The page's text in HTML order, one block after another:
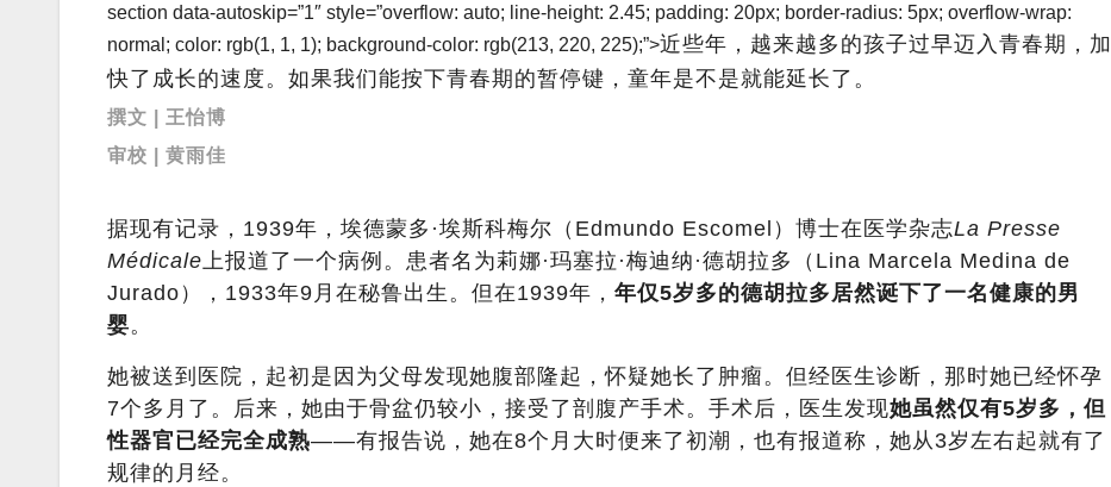
section data-autoskip=”1″ style=”overflow: auto; line-height: 2.45; padding: 20px; border-radius: 5px; overflow-wrap:
normal; color: rgb(1, 1, 1); background-color: rgb(213, 220, 225);”>近些年，越来越多的孩子过早迈入青春期，加
快了成长的速度。如果我们能按下青春期的暂停键，童年是不是就能延长了。
撰文 | 王怡博
审校 | 黄雨佳
据现有记录，1939年，埃德蒙多·埃斯科梅尔（Edmundo Escomel）博士在医学杂志La Presse
Médicale上报道了一个病例。患者名为莉娜·玛塞拉·梅迪纳·德胡拉多（Lina Marcela Medina de
Jurado），1933年9月在秘鲁出生。但在1939年， 年仅5岁多的德胡拉多居然诞下了一名健康的男
婴。
她被送到医院，起初是因为父母发现她腹部隆起，怀疑她长了肿瘤。但经医生诊断，那时她已经怀孕
7个多月了。后来，她由于骨盆仍较小，接受了剖腹产手术。手术后，医生发现她虽然仅有5岁多，但
性器官已经完全成熟——有报告说，她在8个月大时便来了初潮，也有报道称，她从3岁左右起就有了
规律的月经。